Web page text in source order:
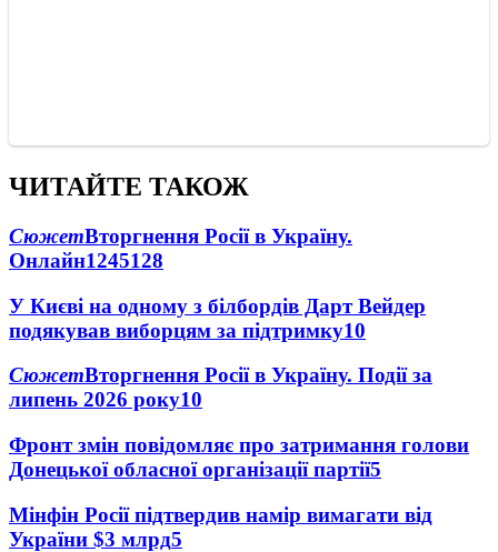
ЧИТАЙТЕ ТАКОЖ
СюжетВторгнення Росії в Україну.
Онлайн1245128
У Києві на одному з білбордів Дарт Вейдер
подякував виборцям за підтримку10
СюжетВторгнення Росії в Україну. Події за
липень 2026 року10
Фронт змін повідомляє про затримання голови
Донецької обласної організації партії5
Мінфін Росії підтвердив намір вимагати від
України $3 млрд5